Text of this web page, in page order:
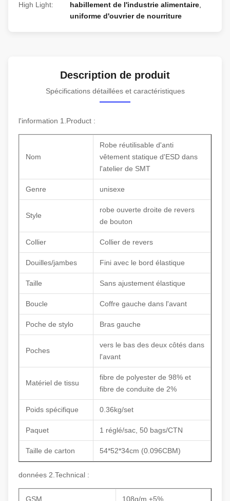
High Light:
habillement de l'industrie alimentaire
uniforme d'ouvrier de nourriture
Description de produit
Spécifications détaillées et caractéristiques
l'information 1.Product :
Nom
Robe réutilisable d'anti
vêtement statique d'ESD dans
l'atelier de SMT
Genre unisexe
Style
robe ouverte droite de revers
de bouton
Collier Collier de revers
Douilles/jambes Fini avec le bord élastique
Taille Sans ajustement élastique
Boucle Coffre gauche dans l'avant
Poche de stylo Bras gauche
Poches
vers le bas des deux côtés dans
l'avant
Matériel de tissu
fibre de polyester de 98% et
fibre de conduite de 2%
Poids spécifique 0.36kg/set
Paquet 1 réglé/sac, 50 bags/CTN
Taille de carton 54*52*34cm (0.096CBM)
données 2.Technical :
GSM 108g/m ±5%